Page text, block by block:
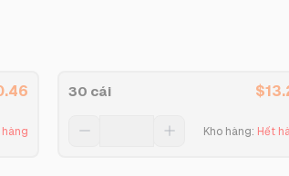
30 cái $
Kho hàng: Hết